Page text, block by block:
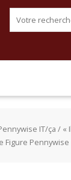
IT/ça / «
Figure Pennywise